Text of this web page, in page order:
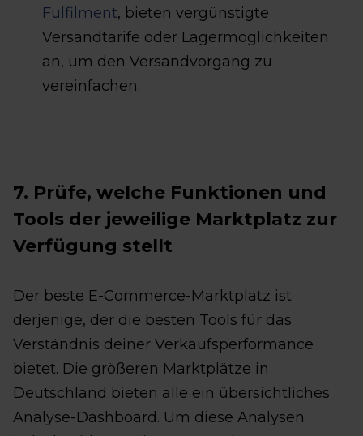
Fulfilment, bieten vergünstigte
Versandtarife oder Lagermöglichkeiten
an, um den Versandvorgang zu
vereinfachen.
7. Prüfe, welche Funktionen und
Tools der jeweilige Marktplatz zur
Verfügung stellt
Der beste E-Commerce-Marktplatz ist
derjenige, der die besten Tools für das
Verständnis deiner Verkaufsperformance
bietet. Die größeren Marktplätze in
Deutschland bieten alle ein übersichtliches
Analyse-Dashboard. Um diese Analysen